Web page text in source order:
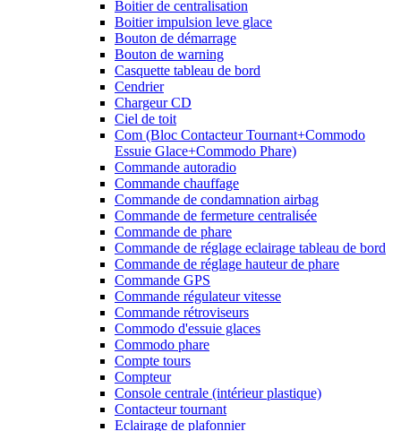
Boitier de centralisation
Boitier impulsion leve glace
Bouton de démarrage
Bouton de warning
Casquette tableau de bord
Cendrier
Chargeur CD
Ciel de toit
Com (Bloc Contacteur Tournant+Commodo
Essuie Glace+Commodo Phare)
Commande autoradio
Commande chauffage
Commande de condamnation airbag
Commande de fermeture centralisée
Commande de phare
Commande de réglage eclairage tableau de bord
Commande de réglage hauteur de phare
Commande GPS
Commande régulateur vitesse
Commande rétroviseurs
Commodo d'essuie glaces
Commodo phare
Compte tours
Compteur
Console centrale (intérieur plastique)
Contacteur tournant
Eclairage de plafonnier